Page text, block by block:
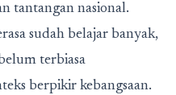
tantangan nasional.
sudah belajar banyak,
terbiasa
berpikir kebangsaan.